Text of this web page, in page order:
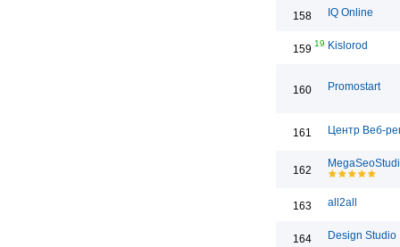
158 IQ Online
159 19 Kislorod
160 Promostart
161 Центр Веб-
162
163 all2all
164 Design Studio